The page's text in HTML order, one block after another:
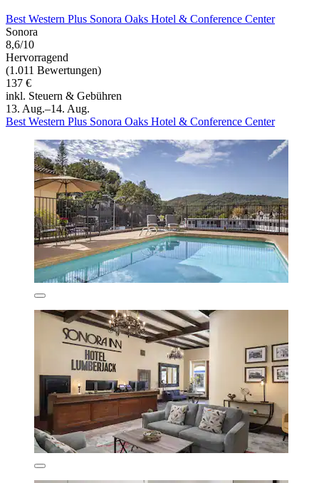
Best Western Plus Sonora Oaks Hotel & Conference Center
Sonora
8,6/10
Hervorragend
(1.011 Bewertungen)
137 €
inkl. Steuern & Gebühren
13. Aug.–14. Aug.
Best Western Plus Sonora Oaks Hotel & Conference Center